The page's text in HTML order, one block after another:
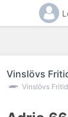
Vinslövs
Vinslövs